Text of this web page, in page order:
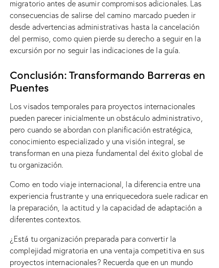
migratorio antes de asumir compromisos adicionales. Las
consecuencias de salirse del camino marcado pueden ir
desde advertencias administrativas hasta la cancelación
del permiso, como quien pierde su derecho a seguir en la
excursión por no seguir las indicaciones de la guía.
Conclusión: Transformando Barreras en
Puentes
Los visados ​​temporales para proyectos internacionales
pueden parecer inicialmente un obstáculo administrativo,
pero cuando se abordan con planificación estratégica,
conocimiento especializado y una visión integral, se
transforman en una pieza fundamental del éxito global de
tu organización.
Como en todo viaje internacional, la diferencia entre una
experiencia frustrante y una enriquecedora suele radicar en
la preparación, la actitud y la capacidad de adaptación a
diferentes contextos.
¿Está tu organización preparada para convertir la
complejidad migratoria en una ventaja competitiva en sus
proyectos internacionales? Recuerda que en un mundo